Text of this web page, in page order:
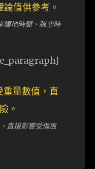
觸地時間、騰空時
直接影響受傷風